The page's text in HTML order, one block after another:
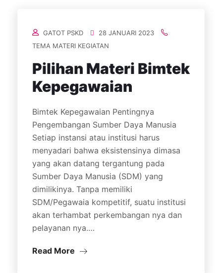
GATOT PSKD
28 JANUARI 2023
TEMA MATERI KEGIATAN
Pilihan Materi Bimtek
Kepegawaian
Bimtek Kepegawaian Pentingnya
Pengembangan Sumber Daya Manusia
Setiap instansi atau institusi harus
menyadari bahwa eksistensinya dimasa
yang akan datang tergantung pada
Sumber Daya Manusia (SDM) yang
dimilikinya. Tanpa memiliki
SDM/Pegawaia kompetitif, suatu institusi
akan terhambat perkembangan nya dan
pelayanan nya.…
Read More